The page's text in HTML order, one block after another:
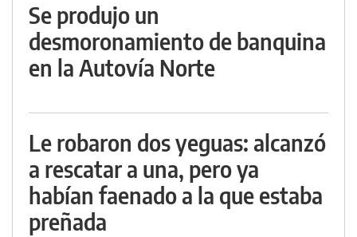
Se produjo un
desmoronamiento de banquina
en la Autovía Norte
Le robaron dos yeguas: alcanzó
a rescatar a una, pero ya
habían faenado a la que estaba
preñada